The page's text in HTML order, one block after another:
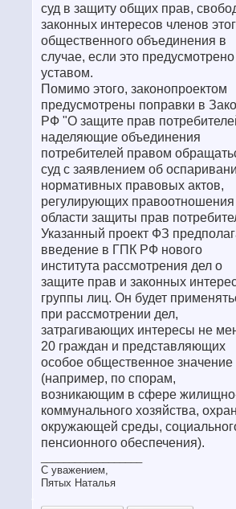
суд в защиту общих прав,
законных интересов членов
общественного объединения в
случае, если это предусмотрено
уставом.
Помимо этого, законопроектом
предусмотрены поправки в
РФ "О защите прав
наделяющие объединения
потребителей правом
суд с заявлением об
нормативных правовых актов,
регулирующих
области защиты прав
Указанный проект ФЗ
введение в ГПК РФ нового
института рассмотрения дел о
защите прав и законных
группы лиц. Он будет
при рассмотрении дел,
затрагивающих интересы не
20 граждан и представляющих
особое общественное значение
(например, по спорам,
возникающим в сфере
коммунального хозяйства,
окружающей среды,
пенсионного обеспечения).
С уважением,
Пятых Наталья